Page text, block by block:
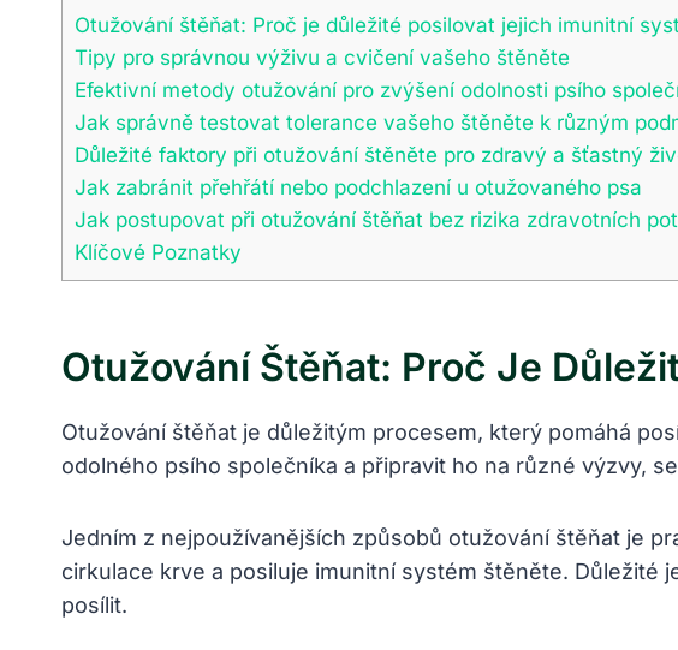
Otužování štěňat: Proč je důležité posilovat jejich imunitní
Tipy pro správnou výživu a cvičení vašeho štěněte
Efektivní metody otužování pro zvýšení odolnosti psího
Jak správně testovat tolerance vašeho štěněte k různým
Důležité faktory při otužování štěněte pro zdravý a šťastný
Jak zabránit přehřátí nebo podchlazení u otužovaného psa
Jak postupovat při otužování štěňat bez rizika zdravotních
Klíčové Poznatky
Otužování Štěňat: Proč Je
Otužování štěňat je důležitým procesem, který pomáhá
odolného psího společníka a připravit ho na různé výzvy,
Jedním z nejpoužívanějších způsobů otužování štěňat je
cirkulace krve a posiluje imunitní systém štěněte. Důležité
posílit.